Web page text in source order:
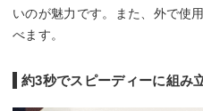
いのが魅力です。また、外で使
べます。
約3秒でスピーディーに組み